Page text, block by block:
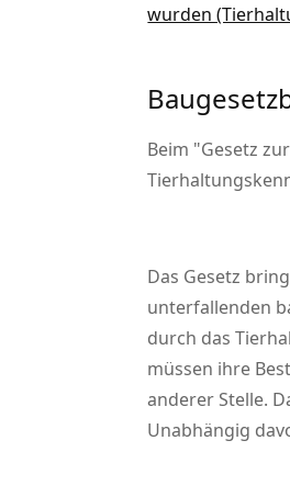
wurden
Beim Gesetz
Das Gesetz
unterfallenden
durch das
müssen ihre
anderer Stelle.
Unabhängig